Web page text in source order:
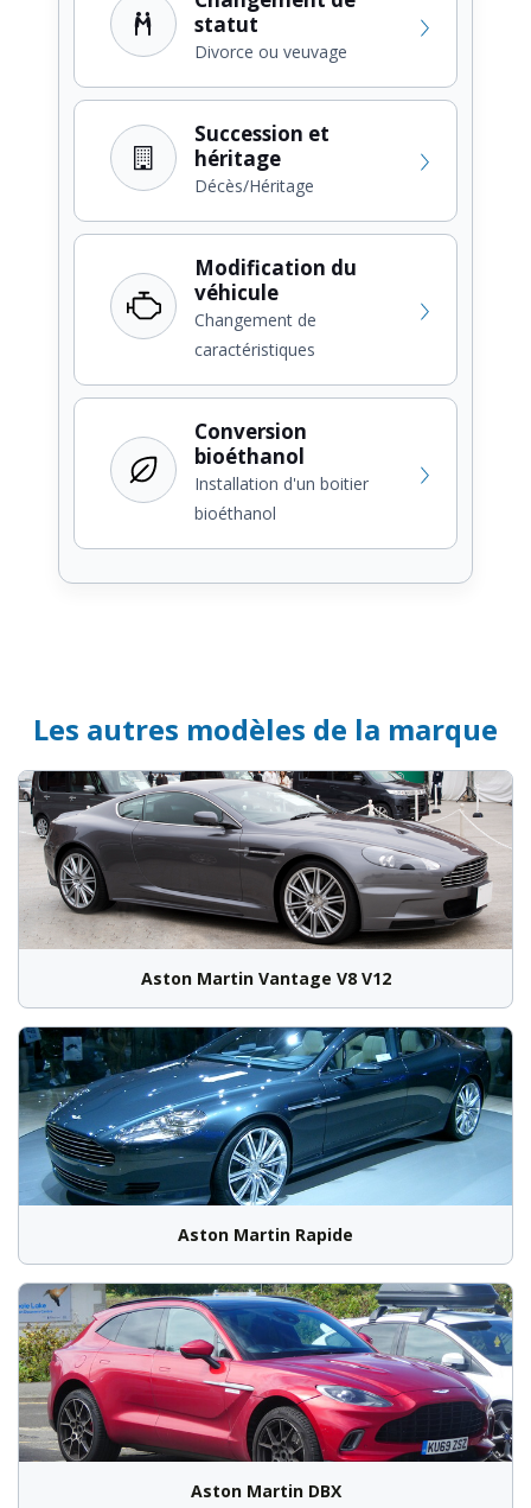
statut
Divorce ou veuvage
Succession et
héritage
Décès/Héritage
Modification du
véhicule
Changement de
caractéristiques
Conversion
bioéthanol
Installation d'un boitier
bioéthanol
Les autres modèles de la marque
Aston Martin Vantage V8 V12
Aston Martin Rapide
Aston Martin DBX